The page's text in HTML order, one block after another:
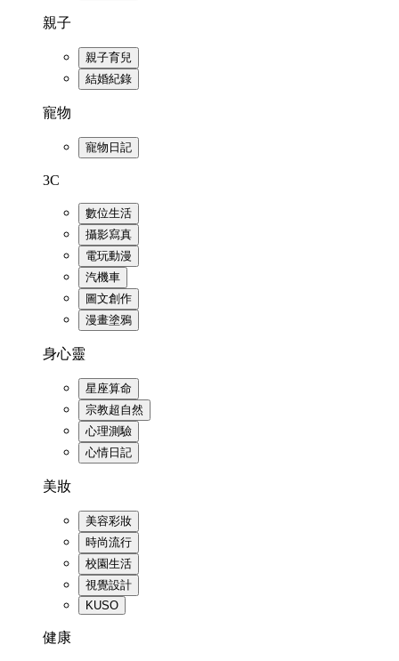
親子
親子育兒
結婚紀錄
寵物
寵物日記
3C
數位生活
攝影寫真
電玩動漫
汽機車
圖文創作
漫畫塗鴉
身心靈
星座算命
宗教超自然
心理測驗
心情日記
美妝
美容彩妝
時尚流行
校園生活
視覺設計
KUSO
健康